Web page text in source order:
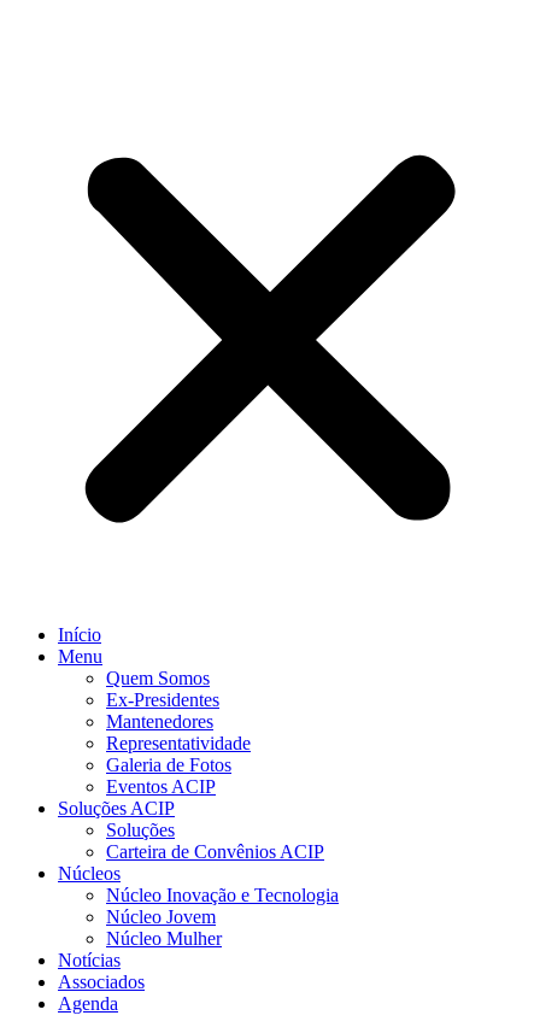
Início
Menu
Quem Somos
Ex-Presidentes
Mantenedores
Representatividade
Galeria de Fotos
Eventos ACIP
Soluções ACIP
Soluções
Carteira de Convênios ACIP
Núcleos
Núcleo Inovação e Tecnologia
Núcleo Jovem
Núcleo Mulher
Notícias
Associados
Agenda